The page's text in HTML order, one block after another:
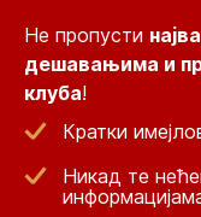
Не пропусти
дешавањима и
клуба!
Кратки
Никад те